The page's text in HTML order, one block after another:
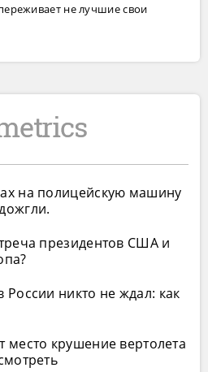
не лучшие свои
на полицейскую машину
президентов США и
России никто не ждал: как
место крушение вертолета